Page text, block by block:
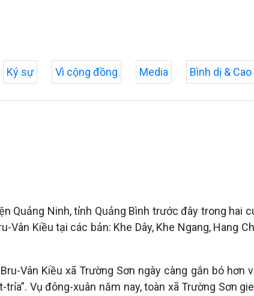
Ký sự Vì cộng đồng Media Bình dị &
Quảng Ninh, tỉnh Quảng Bình trước đây trong hai
Kiều tại các bản: Khe Dây, Khe Ngang, Hang
Vân Kiều xã Trường Sơn ngày càng gắn bó hơn
Vụ đông-xuân năm nay, toàn xã Trường Sơn